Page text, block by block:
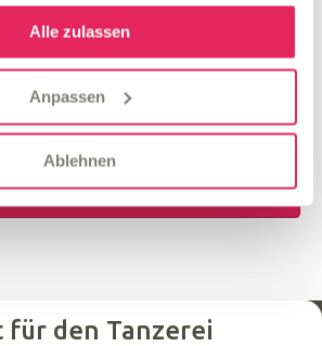
Alle zulassen
Anpassen
Ablehnen
des Formulars erklären Sie sich
werden (Weitere
Widerrufshinweise finden Sie in der
).
für den Tanzerei